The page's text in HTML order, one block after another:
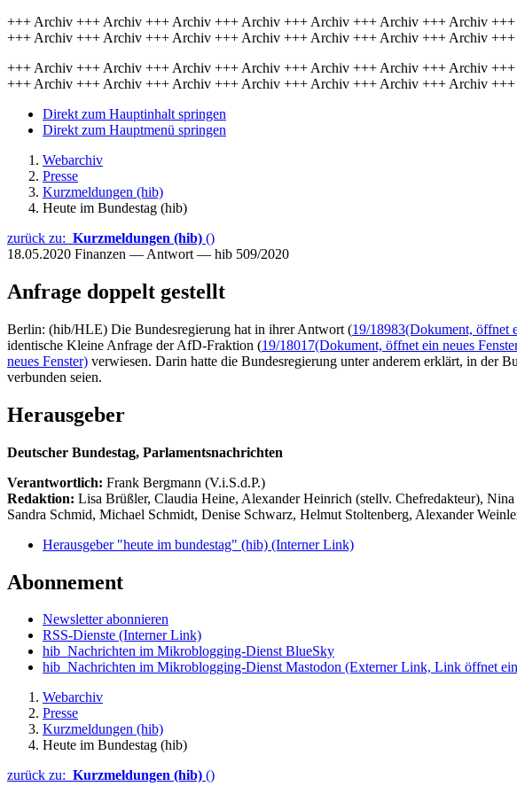
+++ Archiv +++ Archiv +++ Archiv +++ Archiv +++ Archiv +++ Archiv +++ Archiv
+++ Archiv +++ Archiv +++ Archiv +++ Archiv +++ Archiv +++ Archiv +++ Archiv
+++ Archiv +++ Archiv +++ Archiv +++ Archiv +++ Archiv +++ Archiv +++ Archiv
+++ Archiv +++ Archiv +++ Archiv +++ Archiv +++ Archiv +++ Archiv +++ Archiv
Direkt zum Hauptinhalt springen
Direkt zum Hauptmenü springen
Webarchiv
Presse
Kurzmeldungen (hib)
Heute im Bundestag (hib)
zurück zu: Kurzmeldungen (hib) ()
18.05.2020 Finanzen — Antwort — hib 509/2020
Anfrage doppelt gestellt
Berlin: (hib/HLE) Die Bundesregierung hat in ihrer Antwort (19/18983(Dokument, öffnet
identische Kleine Anfrage der AfD-Fraktion (19/18017(Dokument, öffnet ein neues
neues Fenster) verwiesen. Darin hatte die Bundesregierung unter anderem erklärt, in der
verbunden seien.
Herausgeber
Deutscher Bundestag, Parlamentsnachrichten
Verantwortlich: Frank Bergmann (V.i.S.d.P.)
Redaktion: Lisa Brüßler, Claudia Heine, Alexander Heinrich (stellv. Chefredakteur), Nina
Sandra Schmid, Michael Schmidt, Denise Schwarz, Helmut Stoltenberg, Alexander
Herausgeber "heute im bundestag" (hib) (Interner Link)
Abonnement
Newsletter abonnieren
RSS-Dienste (Interner Link)
hib_Nachrichten im Mikroblogging-Dienst BlueSky
hib_Nachrichten im Mikroblogging-Dienst Mastodon (Externer Link, Link öffnet ein
Webarchiv
Presse
Kurzmeldungen (hib)
Heute im Bundestag (hib)
zurück zu: Kurzmeldungen (hib) ()